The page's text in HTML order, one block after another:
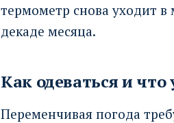
термометр снова уходит в
декаде месяца.
Как одеваться и что
Переменчивая погода